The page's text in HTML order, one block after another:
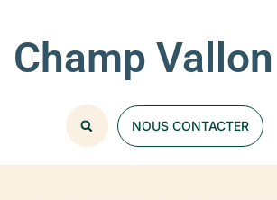
Champ Vallon
NOUS CONTACTER